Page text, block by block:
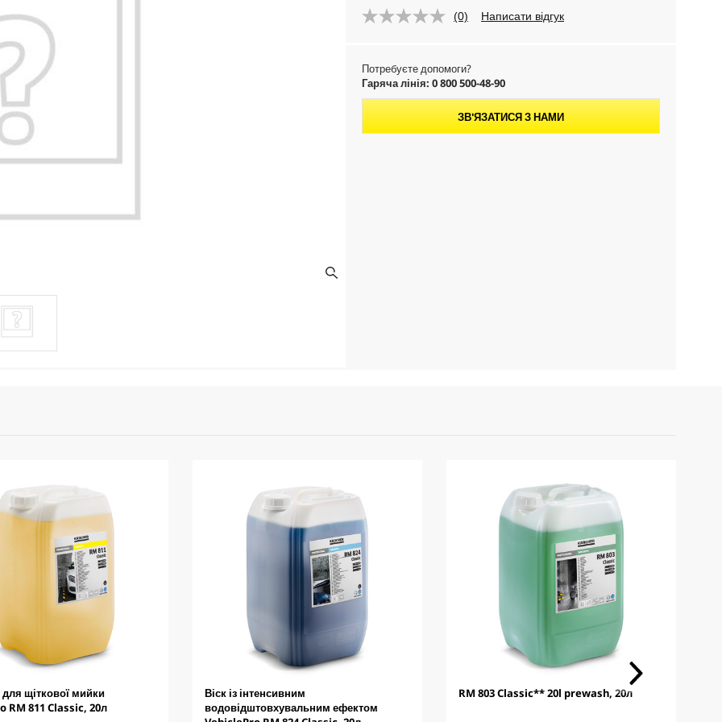
(0) Написати відгук
Потребуєте допомоги?
Гаряча лінія: 0 800 500-48-90
ЗВ'ЯЗАТИСЯ З НАМИ
щіткової мийки
RM 811 Classic, 20л
Віск із інтенсивним
водовідштовхувальним ефектом
RM 803 Classic** 20l prewash, 20л